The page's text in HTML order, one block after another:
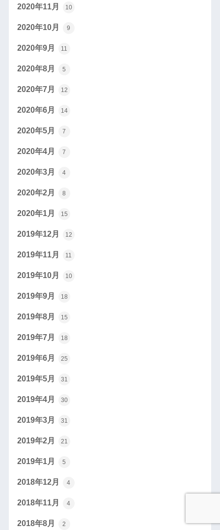
2020年11月 10
2020年10月 9
2020年9月 11
2020年8月 5
2020年7月 12
2020年6月 14
2020年5月 7
2020年4月 7
2020年3月 4
2020年2月 8
2020年1月 15
2019年12月 12
2019年11月 11
2019年10月 10
2019年9月 18
2019年8月 15
2019年7月 18
2019年6月 25
2019年5月 31
2019年4月 30
2019年3月 31
2019年2月 21
2019年1月 5
2018年12月 4
2018年11月 4
2018年8月 2